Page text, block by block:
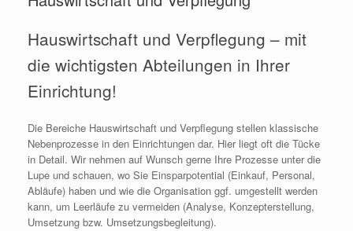
Hauswirtschaft und Verpflegung – mit
die wichtigsten Abteilungen in Ihrer
Einrichtung!
Die Bereiche Hauswirtschaft und Verpflegung stellen klassische
Nebenprozesse in den Einrichtungen dar. Hier liegt oft die Tücke
in Detail. Wir nehmen auf Wunsch gerne Ihre Prozesse unter die
Lupe und schauen, wo Sie Einsparpotential (Einkauf, Personal,
Abläufe) haben und wie die Organisation ggf. umgestellt werden
kann, um Leerläufe zu vermeiden (Analyse, Konzepterstellung,
Umsetzung bzw. Umsetzungsbegleitung).